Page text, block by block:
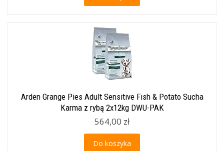
Arden Grange Pies Adult Sensitive Fish & Potato Sucha
Karma z rybą 2x12kg DWU-PAK
564,00 zł
Do koszyka